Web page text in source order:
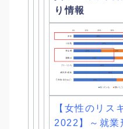
り情報
【女性のリス
2022】～ 就業